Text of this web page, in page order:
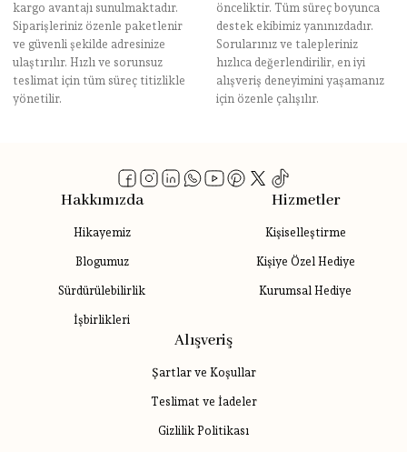
kargo avantajı sunulmaktadır.
Siparişleriniz özenle paketlenir
ve güvenli şekilde adresinize
ulaştırılır. Hızlı ve sorunsuz
teslimat için tüm süreç titizlikle
yönetilir.
önceliktir. Tüm süreç boyunca
destek ekibimiz yanınızdadır.
Sorularınız ve talepleriniz
hızlıca değerlendirilir, en iyi
alışveriş deneyimini yaşamanız
için özenle çalışılır.
Hakkımızda
Hikayemiz
Blogumuz
Sürdürülebilirlik
İşbirlikleri
Hizmetler
Kişiselleştirme
Kişiye Özel Hediye
Kurumsal Hediye
Alışveriş
Şartlar ve Koşullar
Teslimat ve İadeler
Gizlilik Politikası